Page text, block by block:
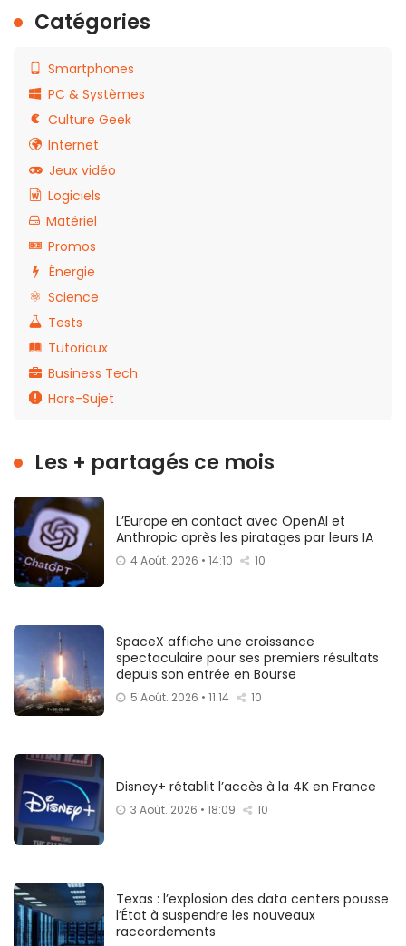
Catégories
Smartphones
PC & Systèmes
Culture Geek
Internet
Jeux vidéo
Logiciels
Matériel
Promos
Énergie
Science
Tests
Tutoriaux
Business Tech
Hors-Sujet
Les + partagés ce mois
L’Europe en contact avec OpenAI et
Anthropic après les piratages par leurs IA
4 Août. 2026 • 14:10 10
SpaceX affiche une croissance
spectaculaire pour ses premiers résultats
depuis son entrée en Bourse
5 Août. 2026 • 11:14 10
Disney+ rétablit l’accès à la 4K en France
3 Août. 2026 • 18:09 10
Texas : l’explosion des data centers pousse
l’État à suspendre les nouveaux
raccordements